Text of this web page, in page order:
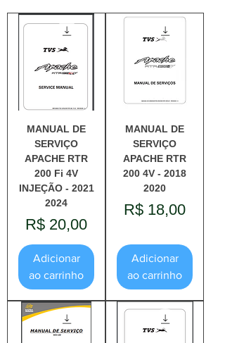
MANUAL DE
SERVIÇO
APACHE RTR
200 Fi 4V
INJEÇÃO - 2021
2024
Preço
R$ 20,00
Adicionar
ao carrinho
MANUAL DE
SERVIÇO
APACHE RTR
200 4V - 2018
2020
Preço
R$ 18,00
Adicionar
ao carrinho